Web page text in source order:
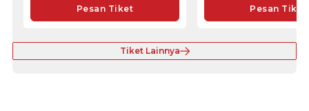
Pesan Tiket Pesan Tiket
Tiket Lainnya